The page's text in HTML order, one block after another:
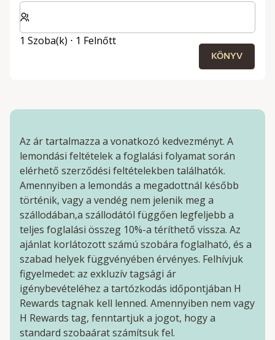
Válassza ki a szobák és a vendégek számát
1 Szoba(k) ⋅ 1 Felnőtt
KÖNYV
Az ár tartalmazza a vonatkozó kedvezményt. A
lemondási feltételek a foglalási folyamat során
elérhető szerződési feltételekben találhatók.
Amennyiben a lemondás a megadottnál később
történik, vagy a vendég nem jelenik meg a
szállodában,a szállodától függően legfeljebb a
teljes foglalási összeg 10%-a téríthető vissza. Az
ajánlat korlátozott számú szobára foglalható, és a
szabad helyek függvényében érvényes. Felhívjuk
figyelmedet: az exkluzív tagsági ár
igénybevételéhez a tartózkodás időpontjában H
Rewards tagnak kell lenned. Amennyiben nem vagy
H Rewards tag, fenntartjuk a jogot, hogy a
standard szobaárat számítsuk fel.